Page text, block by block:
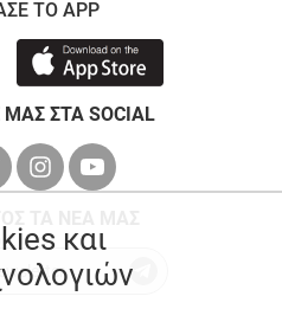
ΤΟ APP
ΣΤΑ SOCIAL
και